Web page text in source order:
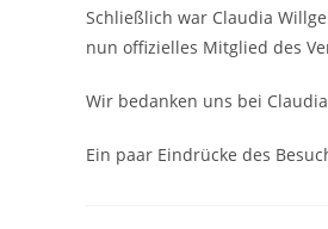
Schließlich war Claudia
nun offizielles Mitglied des
Wir bedanken uns bei
Ein paar Eindrücke des